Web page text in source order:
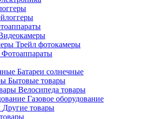
Трейл фотокамеры
Фотоаппараты
Батареи солнечные
Бытовые товары
Велосипеда товары
Газовое оборудование
Другие товары